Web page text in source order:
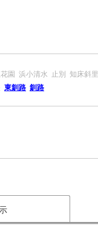
園 浜小清水 止別 知床斜里
東釧路 釧路